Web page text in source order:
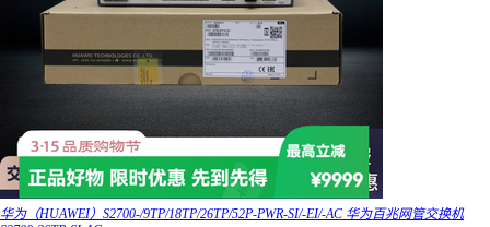
华为（HUAWEI）S2700-/9TP/18TP/26TP/52P-PWR-SI/-EI/-AC 华为百兆网管交换机